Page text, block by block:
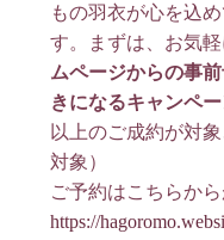
もの羽衣が心を込
す。まずは、お気
ムページからの事
きになるキャンペ
以上のご成約が対
対象）
ご予約はこちらか
https://